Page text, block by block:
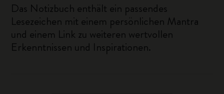
Das Notizbuch enthält ein passendes
Lesezeichen mit einem persönlichen Mantra
und einem Link zu weiteren wertvollen
Erkenntnissen und Inspirationen.